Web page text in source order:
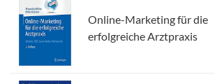
Online-Marketing für die
erfolgreiche Arztpraxis